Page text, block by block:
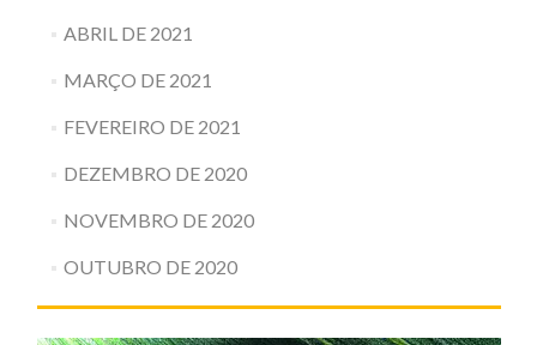
ABRIL DE 2021
MARÇO DE 2021
FEVEREIRO DE 2021
DEZEMBRO DE 2020
NOVEMBRO DE 2020
OUTUBRO DE 2020